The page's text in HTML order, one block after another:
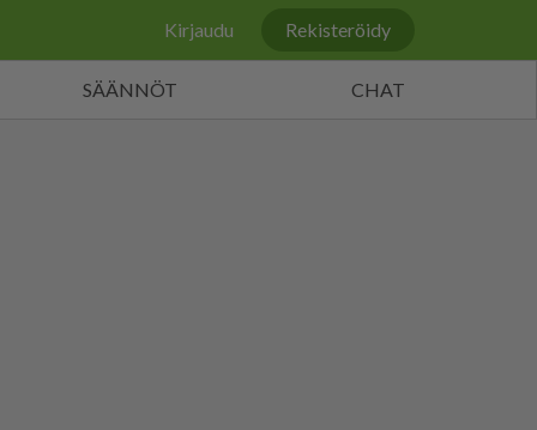
Kirjaudu Rekisteröidy
SÄÄNNÖT CHAT